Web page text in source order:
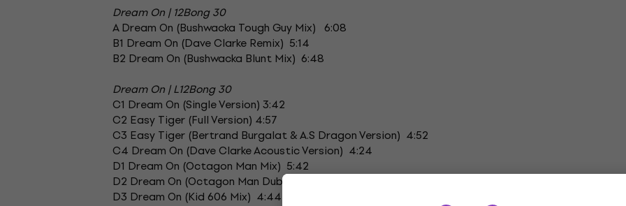
Dream On | 12Bong 30
A Dream On (Bushwacka Tough Guy Mix) 6:08
B1 Dream On (Dave Clarke Remix) 5:14
B2 Dream On (Bushwacka Blunt Mix) 6:48
Dream On | L12Bong 30
C1 Dream On (Single Version) 3:42
C2 Easy Tiger (Full Version) 4:57
C3 Easy Tiger (Bertrand Burgalat & A.S Dragon Version) 4:52
C4 Dream On (Dave Clarke Acoustic Version) 4:24
D1 Dream On (Octagon Man Mix) 5:42
D2 Dream On (Octagon Man Dub) 7:04
D3 Dream On (Kid 606 Mix) 4:44